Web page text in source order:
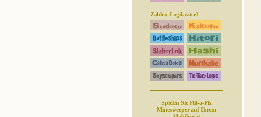
Zahlen-Logikrätsel
Spielen Sie Fill-a-Pix
Minesweeper auf Ihrem